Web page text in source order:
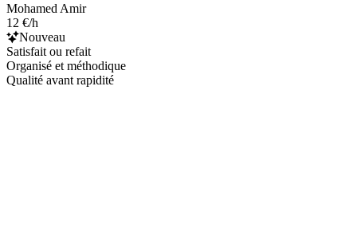
Mohamed Amir
12 €/h
Nouveau
Satisfait ou refait
Organisé et méthodique
Qualité avant rapidité